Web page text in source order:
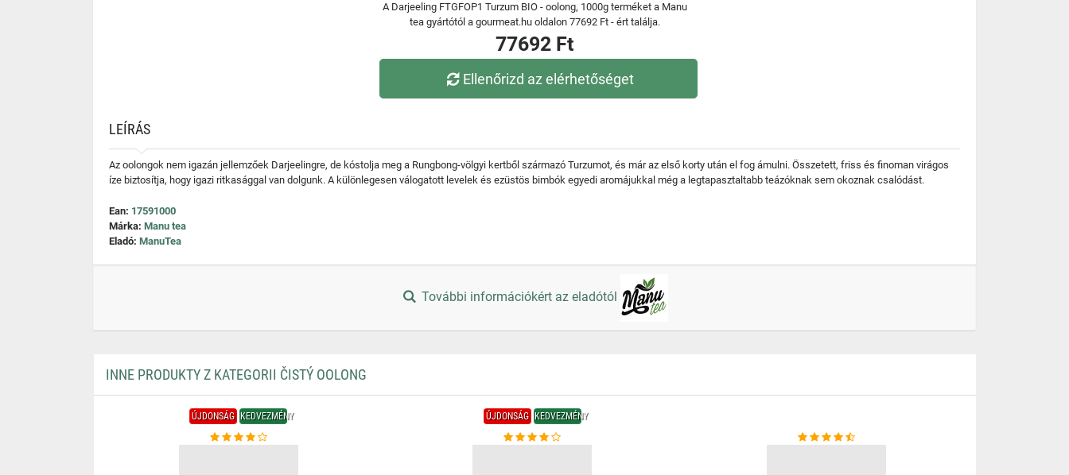
A Darjeeling FTGFOP1 Turzum BIO - oolong, 1000g terméket a Manu
tea gyártótól a gourmeat.hu oldalon 77692 Ft - ért találja.
77692 Ft
Ellenőrizd az elérhetőséget
LEÍRÁS
Az oolongok nem igazán jellemzőek Darjeelingre, de kóstolja meg a Rungbong-völgyi kertből származó Turzumot, és már az első korty után el fog ámulni. Összetett, friss és finoman virágos
íze biztosítja, hogy igazi ritkasággal van dolgunk. A különlegesen válogatott levelek és ezüstös bimbók egyedi aromájukkal még a legtapasztaltabb teázóknak sem okoznak csalódást.
Ean: 17591000
Márka: Manu tea
Eladó: ManuTea
További információkért az eladótól
INNE PRODUKTY Z KATEGORII ČISTÝ OOLONG
ÚJDONSÁG KEDVEZMÉNY ÚJDONSÁG KEDVEZMÉNY